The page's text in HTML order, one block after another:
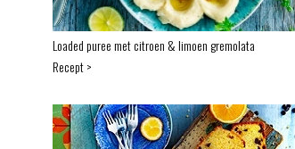
Loaded puree met citroen & limoen gremolata
Recept >